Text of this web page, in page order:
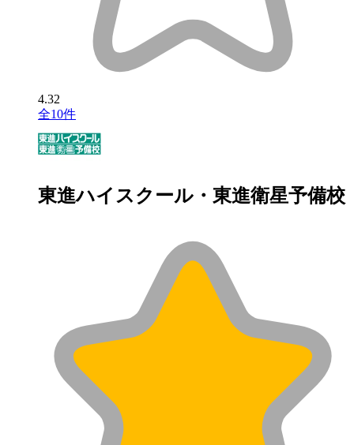
4.32
全10件
東進ハイスクール・東進衛星予備校